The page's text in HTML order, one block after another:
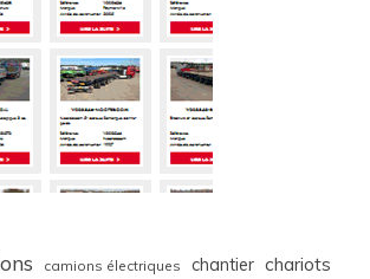
camions électriques chantier chariots